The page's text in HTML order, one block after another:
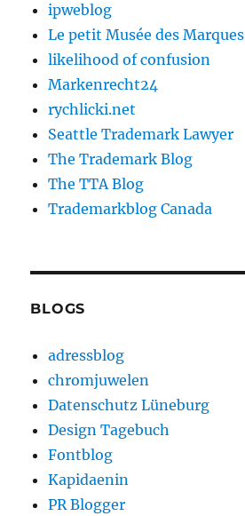
ipweblog
Le petit Musée des Marques
likelihood of confusion
Markenrecht24
rychlicki.net
Seattle Trademark Lawyer
The Trademark Blog
The TTA Blog
Trademarkblog Canada
BLOGS
adressblog
chromjuwelen
Datenschutz Lüneburg
Design Tagebuch
Fontblog
Kapidaenin
PR Blogger